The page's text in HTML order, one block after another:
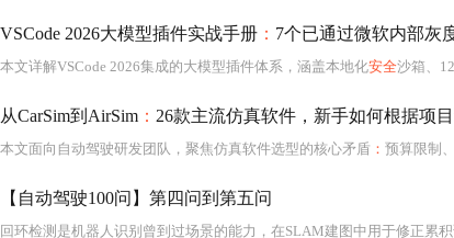
VSCode 2026大模型插件实战手册 ： 7个已通过微软内部灰
本文详解VSCode 2026集成的大模型插件体系，涵盖本地化安全沙箱、
从CarSim到AirSim ： 26款主流仿真软件，新手如何根据项
本文面向自动驾驶研发团队，聚焦仿真软件选型的核心矛盾 ： 预算限制、团队技能匹
【自动驾驶100问】第四问到第五问